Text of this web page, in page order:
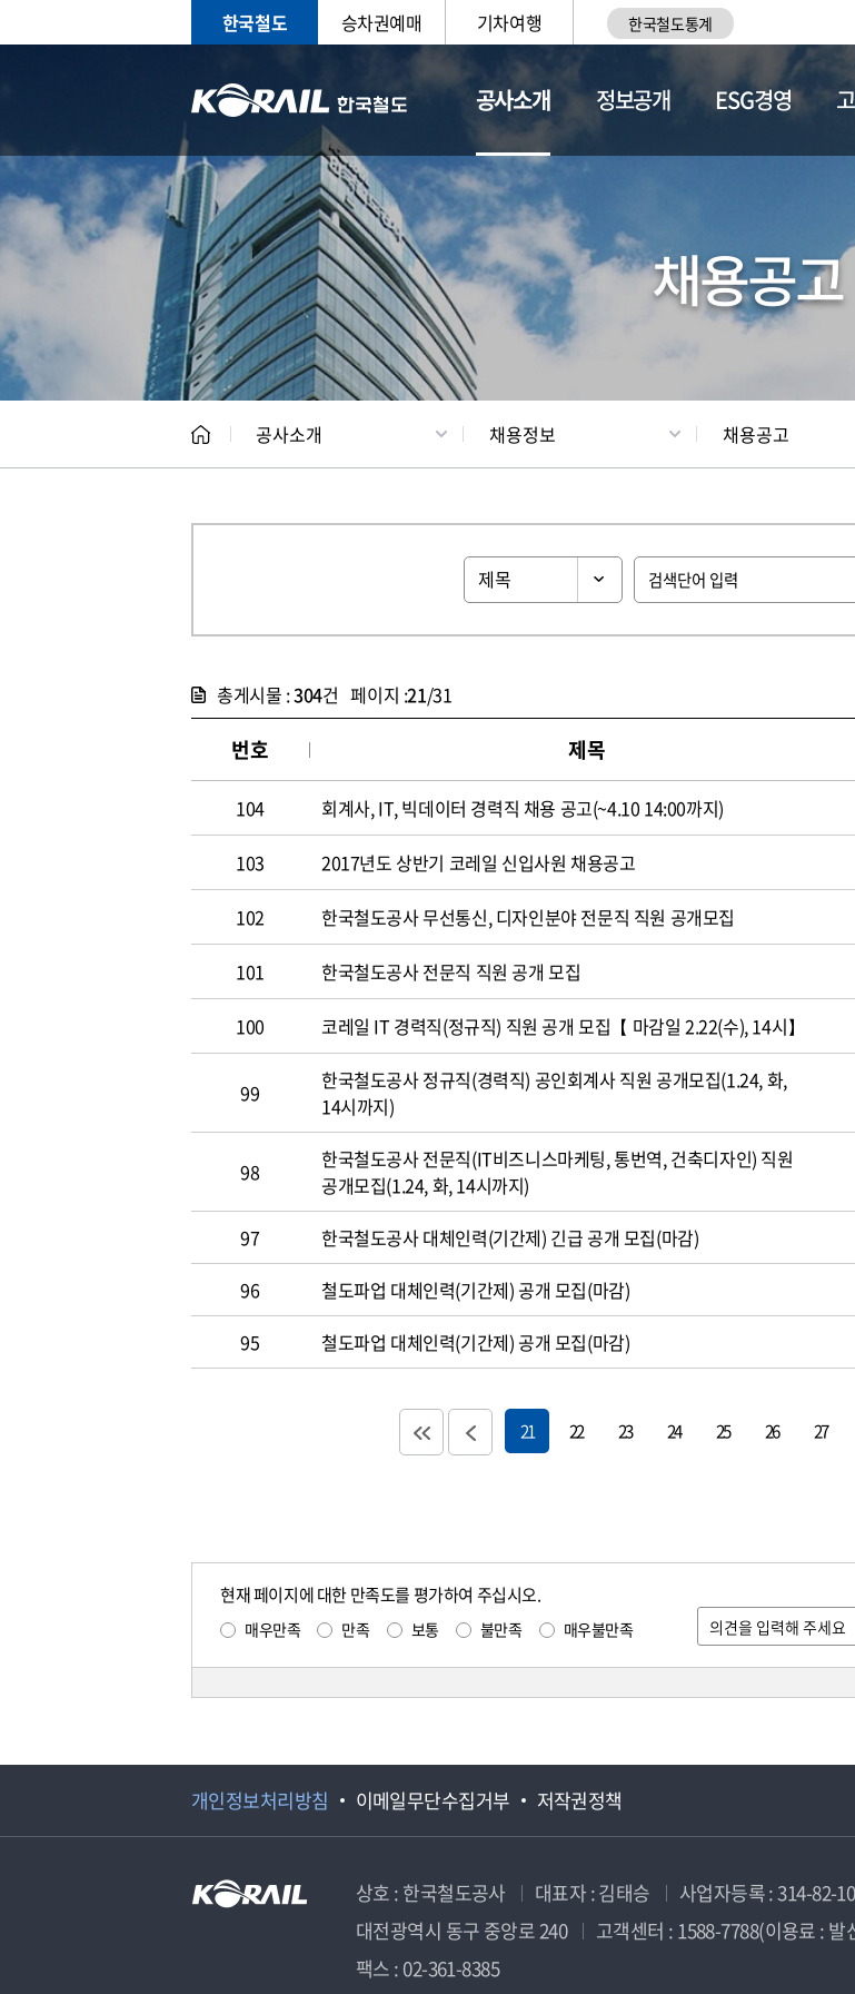
한국철도 승차권예매 기차여행 한국철도통계
공사소개
CEO 일반현황
정보공개 ESG경영
채용공고
공사소개 채용정보 채용공고
총게시물 :304건 페이지 :21/31
번호 제목
104 회계사, IT, 빅데이터 경력직 채용 공고(~4.10 14:00까지)
103 2017년도 상반기 코레일 신입사원 채용공고
102 한국철도공사 무선통신, 디자인분야 전문직 직원 공개모집
101 한국철도공사 전문직 직원 공개 모집
100 코레일 IT 경력직(정규직) 직원 공개 모집【 마감일 2.22(수), 14시】
99
한국철도공사 정규직(경력직) 공인회계사 직원 공개모집(1.24, 화,
14시까지)
98
한국철도공사 전문직(IT비즈니스마케팅, 통번역, 건축디자인) 직원
공개모집(1.24, 화, 14시까지)
97 한국철도공사 대체인력(기간제) 긴급 공개 모집(마감)
96
철도파업 대체인력(기간제) 공개 모집(마감)
95
철도파업 대체인력(기간제) 공개 모집(마감)
21 22 23 24 25 26 27
현재 페이지에 대한 만족도를 평가하여 주십시오.
매우만족 만족 보통 불만족 매우불만족
개인정보처리방침 이메일무단수집거부 저작권정책
상호 : 한국철도공사 대표자 : 김태승 사업자등록 : 314-82-
대전광역시 동구 중앙로 240
고객센터 : 1588-7788(이용료 : 발
팩스 : 02-361-8385